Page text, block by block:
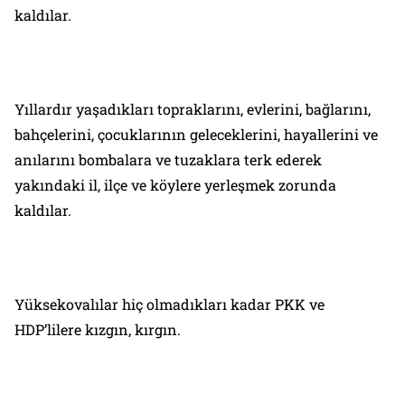
kaldılar.
Yıllardır yaşadıkları topraklarını, evlerini, bağlarını,
bahçelerini, çocuklarının geleceklerini, hayallerini ve
anılarını bombalara ve tuzaklara terk ederek
yakındaki il, ilçe ve köylere yerleşmek zorunda
kaldılar.
Yüksekovalılar hiç olmadıkları kadar PKK ve
HDP’lilere kızgın, kırgın.